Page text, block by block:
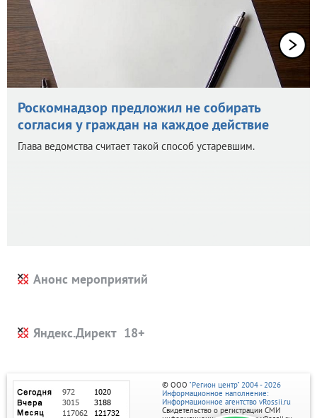
Роскомнадзор предложил не собирать
согласия у граждан на каждое действие
Глава ведомства считает такой способ устаревшим.
Анонс мероприятий
Яндекс.Директ
© ООО "Регион центр" 2004 - 2026
Информационное наполнение:
Информационное агентство vRossii.ru
Свидетельство о регистрации СМИ